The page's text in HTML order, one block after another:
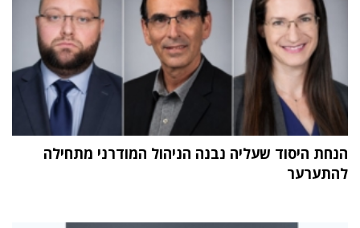
הנחת היסוד שעליה נבנה הניהול המודרני מתחילה
להתערער